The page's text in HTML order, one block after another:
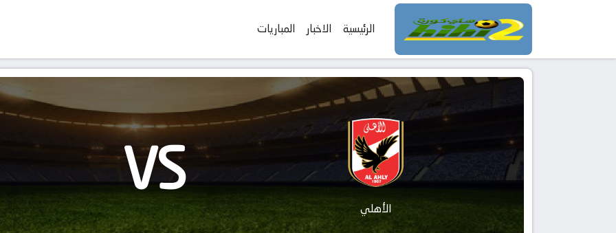
الرئيسية الاخبار المباريات
الأهلي VS